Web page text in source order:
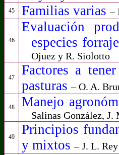
45 Familias varias–
46
Evaluación
especies
Ojuez y R. Siolotto
47
Factores a
pasturas– O. A.
48 Manejo
Salinas González,
49
Principios
y mixtos – J. L. Rey